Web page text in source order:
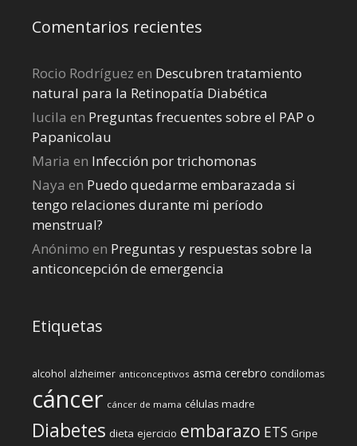
Comentarios recientes
Rocio Rodríguez en Descubren tratamiento
natural para la Retinopatía Diabética
lucila en Preguntas frecuentes sobre el PAP o
Papanicolau
Maria en Infección por trichomonas
Naya en Puedo quedarme embarazada si
tengo relaciones durante mi perí­odo
menstrual?
Anónimo en Preguntas y respuestas sobre la
anticoncepción de emergencia
Etiquetas
alcohol alzheimer anticonceptivos asma cerebro condilomas
cáncer cáncer de mama células madre
Diabetes dieta ejercicio embarazo ETS Gripe